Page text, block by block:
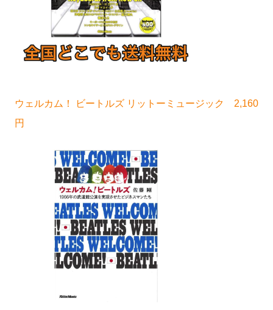
ウェルカム！ ビートルズ リットーミュージック 2,160
円